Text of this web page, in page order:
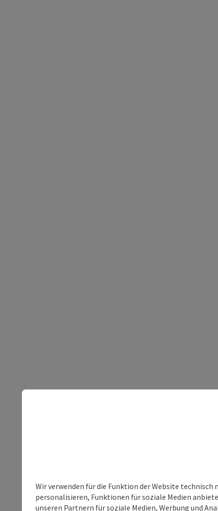
Wir verwenden für die Funktion der Website
personalisieren, Funktionen für soziale Medien
unseren Partnern für soziale Medien, Werbung und